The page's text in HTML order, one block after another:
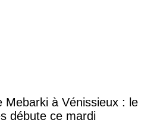
Mebarki à Vénissieux : le
débute ce mardi